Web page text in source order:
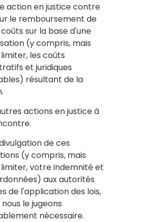
action en justice contre
le remboursement de
sur la base d'une
(y compris, mais
les coûts
et juridiques
résultant de la
actions en justice à
de ces
(y compris, mais
limiter, votre indemnité et
aux autorités
de l'application des lois,
le jugeons
nécessaire.